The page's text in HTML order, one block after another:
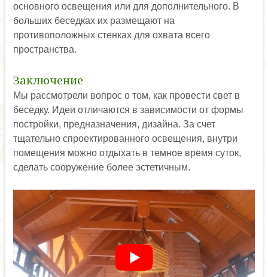
основного освещения или для дополнительного. В
больших беседках их размещают на
противоположных стенках для охвата всего
пространства.
Заключение
Мы рассмотрели вопрос о том, как провести свет в
беседку. Идеи отличаются в зависимости от формы
постройки, предназначения, дизайна. За счет
тщательно спроектированного освещения, внутри
помещения можно отдыхать в темное время суток,
сделать сооружение более эстетичным.